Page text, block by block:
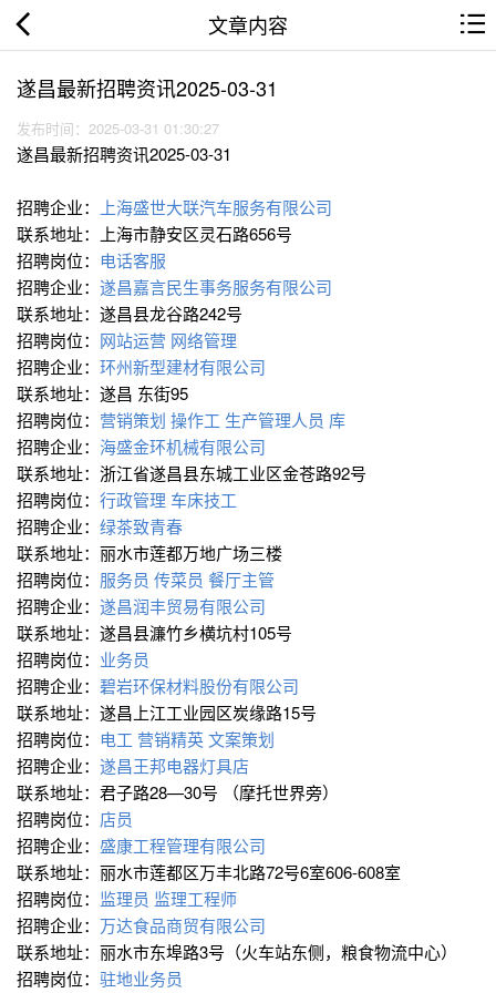
文章内容
遂昌最新招聘资讯2025-03-31
发布时间：2025-03-31 01:30:27
遂昌最新招聘资讯2025-03-31
招聘企业：
上海盛世大联汽车服务有限公司
联系地址：上海市静安区灵石路656号
招聘岗位： 电话客服
招聘企业： 遂昌嘉言民生事务服务有限公司
联系地址：遂昌县龙谷路242号
招聘岗位： 网站运营 网络管理
招聘企业： 环州新型建材有限公司
联系地址：遂昌 东街95
招聘岗位： 营销策划 操作工 生产管理人员 库
招聘企业： 海盛金环机械有限公司
联系地址：浙江省遂昌县东城工业区金苍路92号
招聘岗位： 行政管理 车床技工
招聘企业： 绿茶致青春
联系地址：丽水市莲都万地广场三楼
招聘岗位： 服务员 传菜员 餐厅主管
招聘企业： 遂昌润丰贸易有限公司
联系地址：遂昌县濂竹乡横坑村105号
招聘岗位： 业务员
招聘企业： 碧岩环保材料股份有限公司
联系地址：遂昌上江工业园区炭缘路15号
招聘岗位： 电工 营销精英文案策划
招聘企业： 遂昌王邦电器灯具店
联系地址：君子路28—30号 （摩托世界旁）
招聘岗位： 店员
招聘企业： 盛康工程管理有限公司
联系地址：丽水市莲都区万丰北路72号6室606-608室
招聘岗位： 监理员 监理工程师
招聘企业： 万达食品商贸有限公司
联系地址：丽水市东埠路3号（火车站东侧，粮食物流中心）
招聘岗位： 驻地业务员